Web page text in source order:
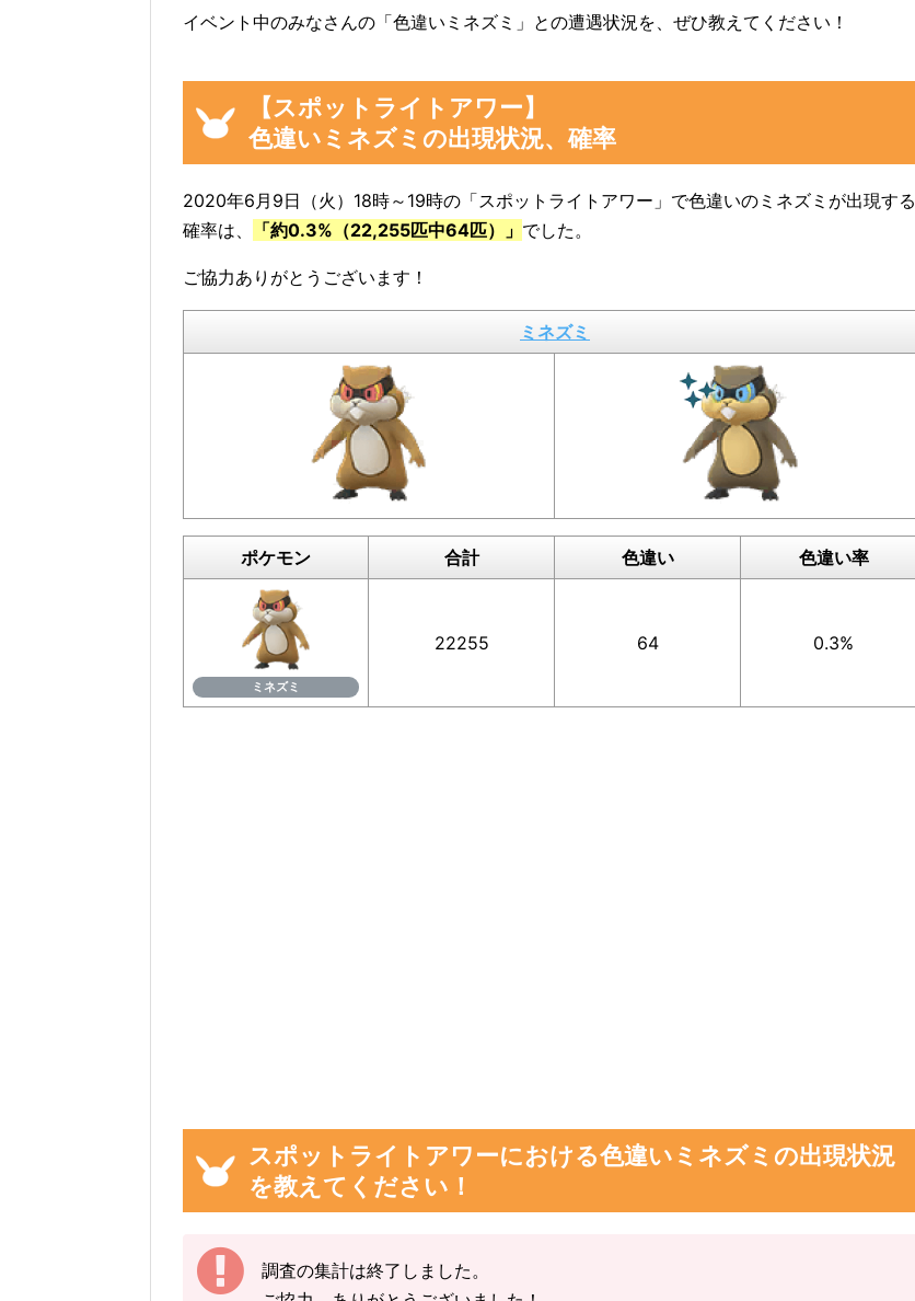
イベント中のみなさんの「色違いミネズミ」との遭遇状況を、ぜひ教えてください！
【スポットライトアワー】
色違いミネズミの出現状況、確率
2020年6月9日（火）18時～19時の「スポットライトアワー」で色違いのミネズミが出現する
確率は、
「約0.3%（22,255匹中64匹）」 でした。
ご協力ありがとうございます！
ミネズミ
ポケモン 合計 色違い 色違い率
ミネズミ
22255 64 0.3%
スポットライトアワーにおける色違いミネズミの出現状況
を教えてください！
調査の集計は終了しました。